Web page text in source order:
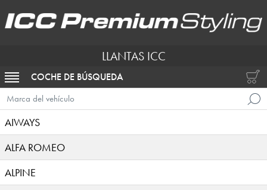
LLANTAS ICC
ACTIVAR NAVEGACIÓN
COCHE DE BÚSQUEDA
Marca del vehículo
AIWAYS
ALFA ROMEO
ALPINE